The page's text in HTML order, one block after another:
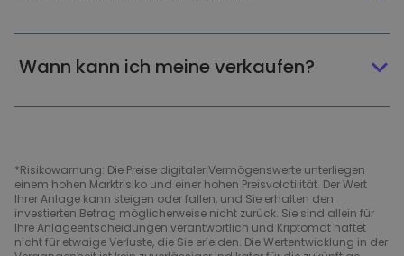
Wann kann ich meine verkaufen?
*Risikowarnung: Die Preise digitaler Vermögenswerte unterliegen
einem hohen Marktrisiko und einer hohen Preisvolatilität. Der Wert
Ihrer Anlage kann steigen oder fallen, und Sie erhalten den
investierten Betrag möglicherweise nicht zurück. Sie sind allein für
Ihre Anlageentscheidungen verantwortlich und Kriptomat haftet
nicht für etwaige Verluste, die Sie erleiden. Die Wertentwicklung in der